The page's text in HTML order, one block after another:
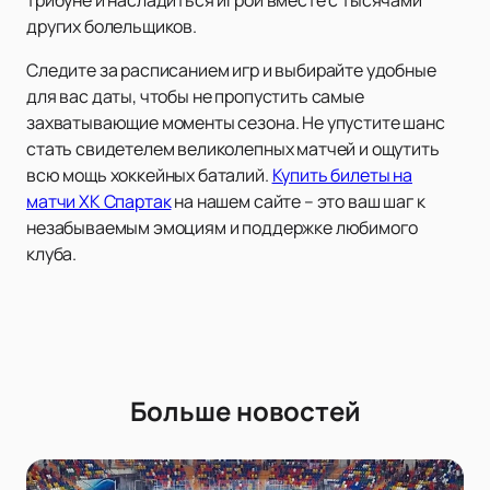
других болельщиков.
Следите за расписанием игр и выбирайте удобные
для вас даты, чтобы не пропустить самые
захватывающие моменты сезона. Не упустите шанс
стать свидетелем великолепных матчей и ощутить
всю мощь хоккейных баталий. Купить билеты на
матчи ХК Спартакна нашем сайте – это ваш шаг к
незабываемым эмоциям и поддержке любимого
клуба.
Больше новостей